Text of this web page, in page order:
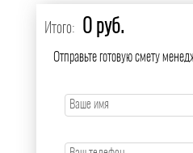
Итого: 0 руб.
Отправьте готовую смету